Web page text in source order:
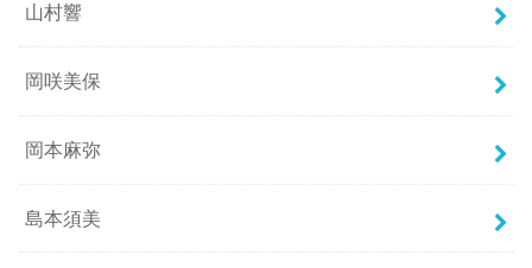
山村響
岡咲美保
岡本麻弥
島本須美